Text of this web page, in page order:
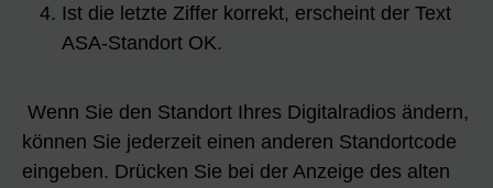
Ist die letzte Ziffer korrekt, erscheint der Text
ASA-Standort OK.
Wenn Sie den Standort Ihres Digitalradios ändern,
können Sie jederzeit einen anderen Standortcode
eingeben. Drücken Sie bei der Anzeige des alten